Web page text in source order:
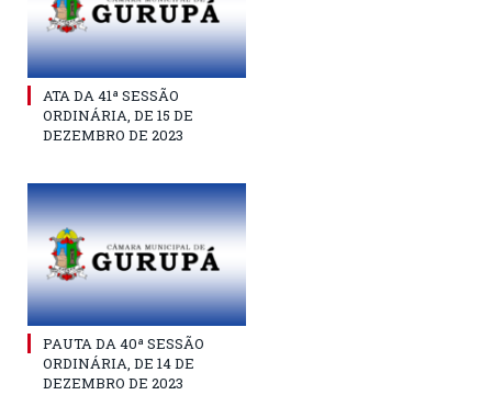
ATA DA 41ª SESSÃO
ORDINÁRIA, DE 15 DE
DEZEMBRO DE 2023
PAUTA DA 40ª SESSÃO
ORDINÁRIA, DE 14 DE
DEZEMBRO DE 2023